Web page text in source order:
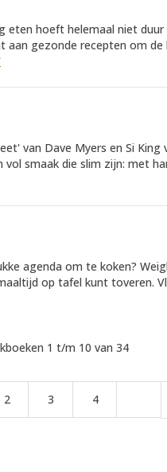
eten hoeft helemaal niet
aan gezonde recepten om
van Dave Myers en Si
smaak die slim zijn: met
agenda om te koken?
op tafel kunt toveren.
1 t/m 10 van 34
2 3 4